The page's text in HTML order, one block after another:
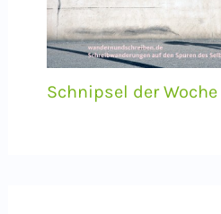
Schnipsel der Woche